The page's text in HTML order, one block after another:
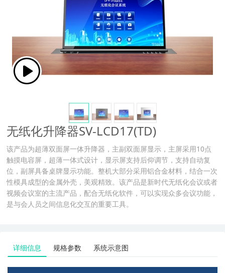
无纸化升降器SV-LCD17(TD)
该产品为超薄双面屏一体升降器，主副双面屏显示，主屏采用10点
触摸电容屏，超薄一体式设计，显示屏支持后仰调节，支持自动复
位，副屏具备桌牌显示功能。整机大部分采用铝合金材料，结合一次
性模具成型的金属外壳，美观精致。该产品是新时代无纸化会议或者
视频会议室的主流产品，配合无纸化软件，可以实现众多会议功能，
是与会人员之间信息化交互的重要工具。
详细信息 规格参数 系统示意图